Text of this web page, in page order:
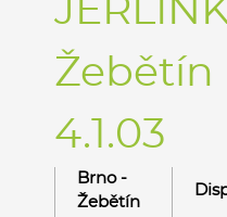
Žebětín
4.1.03
Brno -
Žebětín